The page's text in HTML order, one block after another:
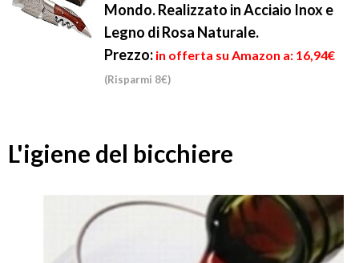
Mondo. Realizzato in Acciaio Inox e
Legno di Rosa Naturale.
Prezzo: in offerta su Amazon a: 16,94€
(Risparmi 8€)
L'igiene del bicchiere